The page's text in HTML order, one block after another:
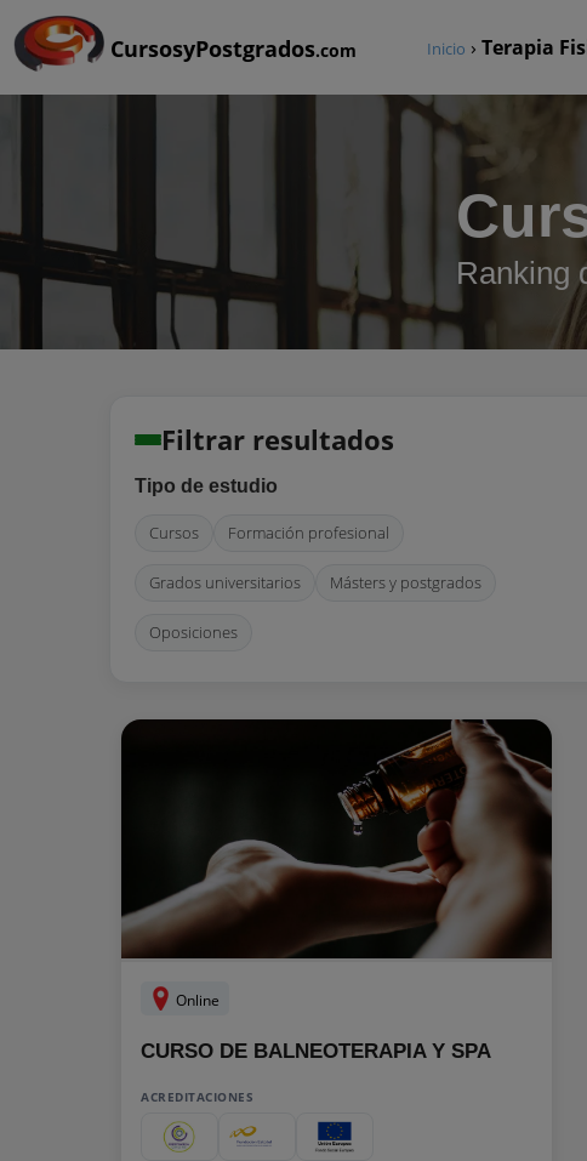
CursosyPostgrados.com Inicio › Terapia
Ranking
Filtrar resultados
Tipo de estudio
Cursos Formación profesional
Grados universitarios Másters y postgrados
Oposiciones
Online
CURSO DE BALNEOTERAPIA Y SPA
ACREDITACIONES